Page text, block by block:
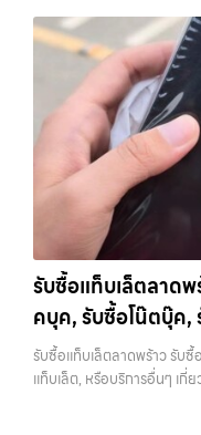
ต้องการเปลี่ยนรุ่น หรือต้องก
เครื่อง ฟรี ปราบปรามความยุ่
จ่ายเงินทันทีเมื่อตกลงซื้อขา
สายใหม่-เก่า, Samsung ทุ
จะอยู่ในสภาพใช้งานแล้ว ตก
ไม่ได้ขึ้นอยู่แค่ยี่ห้อ แต่ขึ้นอยู่กั
การขายของคุณ เราจึงตั้งใจ
แจ้งวัฒนะ, บางแค, วัชรพล,
เสนานิคม, วังหิน อย่างเต็มที่
“รับซื้อโทรศัพท์มือสองกรุงเท
กรุงเทพถึงที่”, หรือ “รับซื้อ
เพราะบริการของเรามุ่งตรง
กว่า เลือกเราแล้วคุณจะได้บ
อำนวยความสะดวก นัดรับถึง
ทั้งหมดนี้เพื่อให้การขายอุปก
และคุ้มค่ากว่า ทำไมต้องเลือ
iPhone, Samsung, ไอแพด
บางแค วัชรพล รามอินทรา
ซื้อแมคบุค, รับซื้อโน๊ตบุ๊ค, รับ
ไอที กรุงเทพฯ เราพร้อมให้
โทรศัพท์, รับซื้อแมคบุค, รับซื้
กับสินค้าไอที กรุงเทพฯ… รั
ทุกแบรนด์ ทุกสภาพ — ขอขา
การ รับซื้อไอโฟน, รับซื้อไอแ
ถือ.com” เว็บไซต์ที่คุณไว้ว
Samsung, iPad, แท็บเล็ต
ครอบคลุมพื้นที่ ลาดพร้าว, รั
รามอินทรา และเขตกรุงเทพ
แท็บเล็ต และอุปกรณ์ไอทีให
ใช้แล้วอาจกลายเป็นของที่ไม่ไ
เป็นทางเลือกให้คุณสามารถเ
รับซื้อโน๊ตบุ๊ค, รับซื้อแท็บเล็ต
วงจร ไม่ว่าคุณจะอยู่โซนเมือ
รับซื้อแท็บเล็ตลาด
คบุค, รับซื้อโน๊ตบุ๊ค,
เกี่ยวกับสินค้าไอที
วงจร
รับซื้อแท็บเล็ตลาดพร้าว รับ
แท็บเล็ต, หรือบริการอื่นๆ เกี่